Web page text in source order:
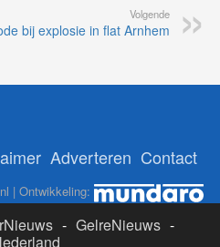
Volgende
bij explosie in flat Arnhem
Adverteren Contact
| Ontwikkeling:
- GelreNieuws -